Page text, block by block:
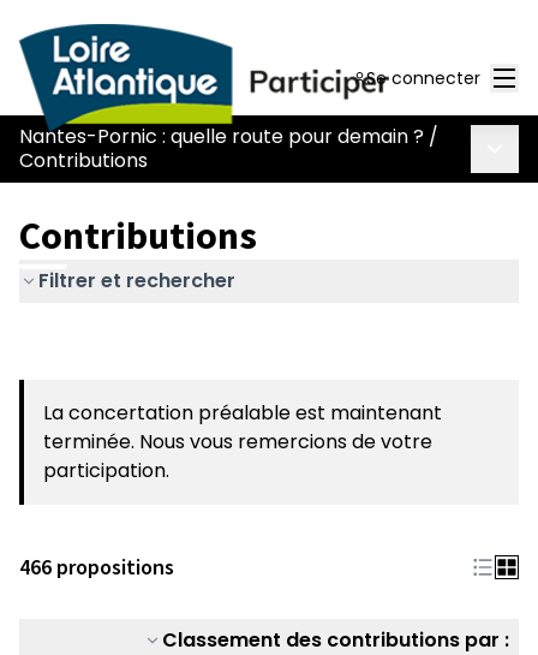
Se connecter
Nantes-Pornic : quelle route pour demain ? /
Contributions
Contributions
Filtrer et rechercher
La concertation préalable est maintenant
terminée. Nous vous remercions de votre
participation.
466 propositions
Classement des contributions par :